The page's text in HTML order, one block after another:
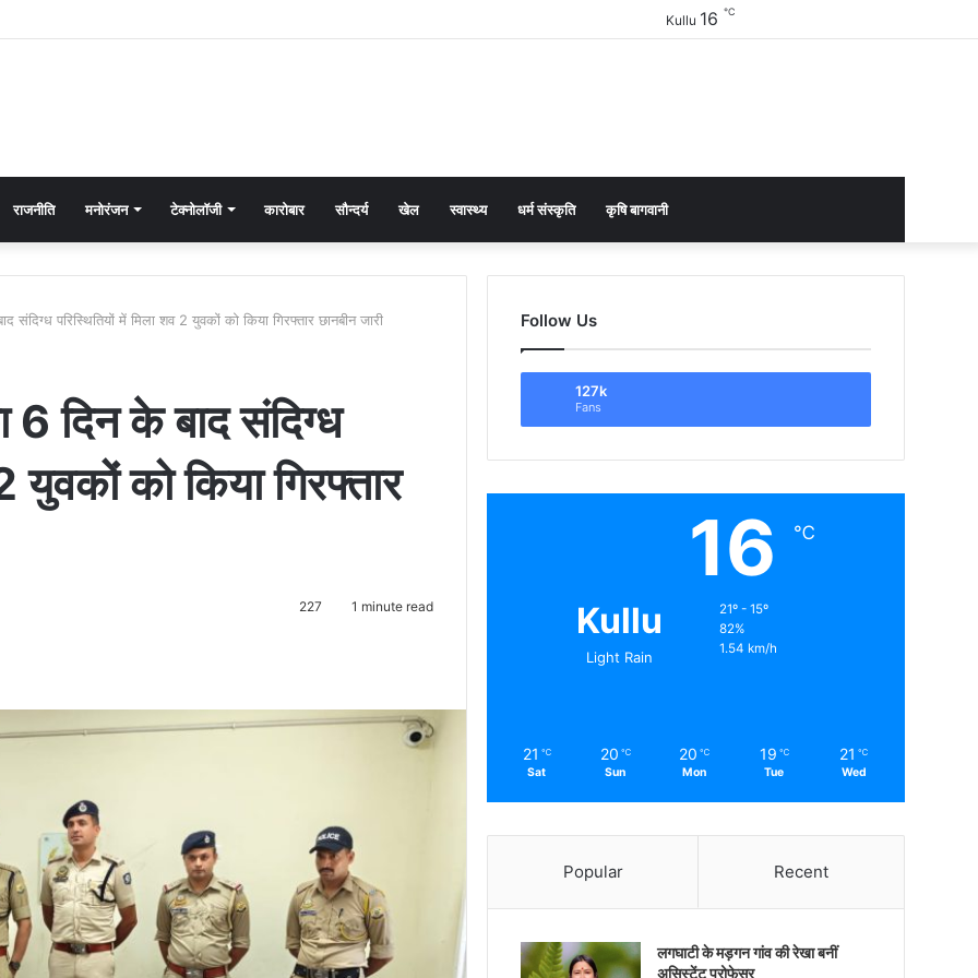
Kullu 16 ℃
राजनीति मनोरंजन टेक्नोलॉजी कारोबार सौन्दर्य खेल स्वास्थ्य धर्म संस्कृति कृषि बागवानी
संदिग्ध परिस्थितियों में मिला शव 2 युवकों को किया गिरफ्तार छानबीन जारी
6 दिन के बाद संदिग्ध
युवकों को किया गिरफ्तार
227 1 minute read
Follow Us
127k
Fans
Kullu
Light Rain
16 ℃
21º - 15º
82%
1.54 km/h
21 ℃
Sat
20 ℃
Sun
20 ℃
Mon
19 ℃
Tue
21 ℃
Wed
Popular Recent
लगघाटी के मड़गन गांव की रेखा बनीं
असिस्टेंट प्रोफेसर